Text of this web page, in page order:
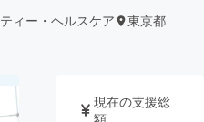
ット
ィー・ヘルスケア 東京都
現在の支援総
額